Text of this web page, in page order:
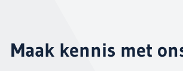
Maak kennis met